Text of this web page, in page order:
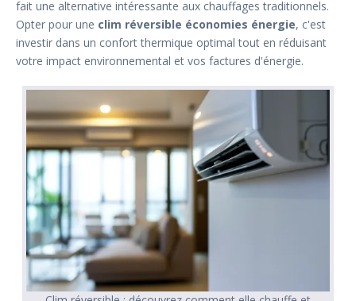
fait une alternative intéressante aux chauffages traditionnels.
Opter pour une clim réversible économies énergie, c'est
investir dans un confort thermique optimal tout en réduisant
votre impact environnemental et vos factures d'énergie.